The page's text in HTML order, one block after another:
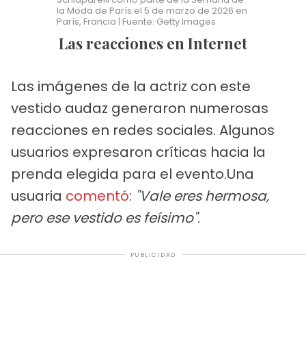
la Moda de París el 5 de marzo de 2026 en
París, Francia | Fuente: Getty Images
Las reacciones en Internet
Las imágenes de la actriz con este
vestido audaz generaron numerosas
reacciones en redes sociales. Algunos
usuarios expresaron críticas hacia la
prenda elegida para el evento.Una
usuaria comentó: "Vale eres hermosa,
pero ese vestido es feísimo".
PUBLICIDAD